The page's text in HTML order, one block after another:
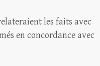
les faits avec
en concordance avec